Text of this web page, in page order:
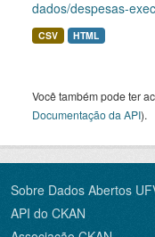
dados/despesas-
CSV HTML
Você também pode ter
Documentação da API).
Sobre Dados Abertos
API do CKAN